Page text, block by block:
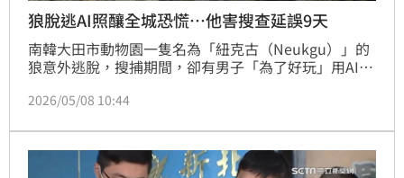
狼脫逃AI照釀全城恐慌…他害搜查延誤9天
南韓大田市動物園一隻名為「紐克古（Neukgu）」的
狼意外逃脫，搜捕期間，卻有男子「為了好玩」用AI生
導搜捕單位，引起社會恐慌，甚至延誤搜查行動長達9
辦，未來最高恐判5年有期徒刑。
2026/05/08 10:44